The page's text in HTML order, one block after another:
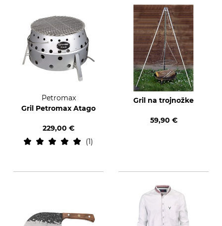
Petromax
Gril Petromax Atago
229,00 €
1
Gril na trojnožke
59,90 €